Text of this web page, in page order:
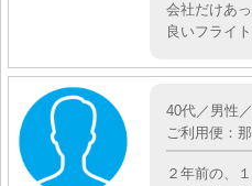
会社だけあ
良いフライ
40代／男性
ご利用便：
２年前の、